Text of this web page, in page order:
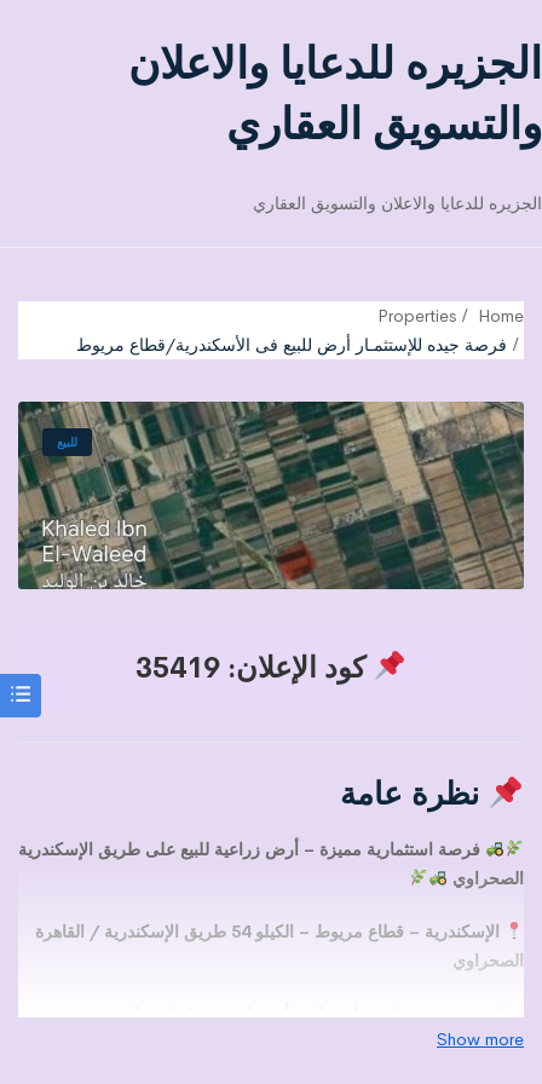
الجزيره للدعايا والاعلان
والتسويق العقاري
الجزيره للدعايا والاعلان والتسويق العقاري
Home
Properties
فرصة جيده للإستثمـار أرض للبيع فى الأسكندرية/قطاع مريوط
للبيع
كود الإعلان: 35419
نظرة عامة
فرصة استثمارية مميزة – أرض زراعية للبيع على طريق الإسكندرية
الصحراوي
الإسكندرية – قطاع مريوط – الكيلو 54 طريق الإسكندرية / القاهرة
الصحراوي
إذا كنت تبحث عناستثمار زراعي أو صناعي بموقع استراتيجييجمع بين
المساحة الكبيرة وسهولة الوصول والمرافق الأساسية، فهذه الأرض تمثل
Show more